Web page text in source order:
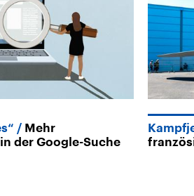
Mehr
der Google-Suche